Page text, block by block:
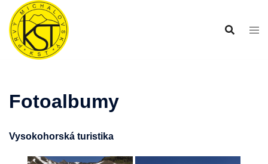
Preskočiť
obsah
Fotoalbumy
Vysokohorská turistika